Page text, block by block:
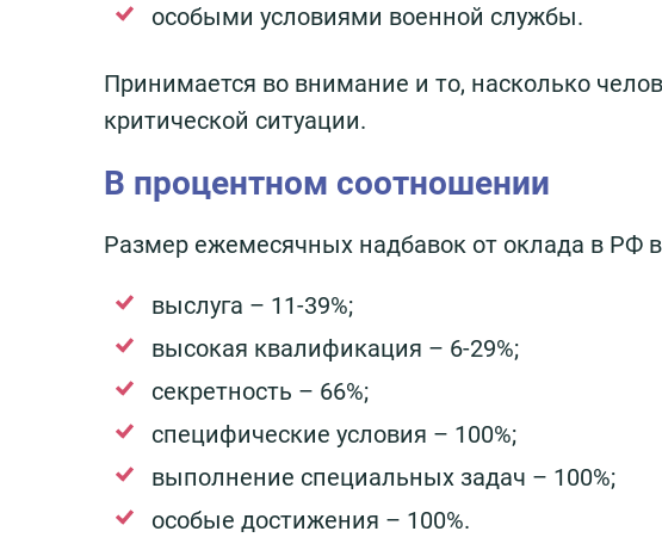
особыми условиями военной службы.
Принимается во внимание и то, насколько
критической ситуации.
В процентном соотношении
Размер ежемесячных надбавок от оклада в РФ
выслуга – 11-39%;
высокая квалификация – 6-29%;
секретность – 66%;
специфические условия – 100%;
выполнение специальных задач – 100%;
особые достижения – 100%.